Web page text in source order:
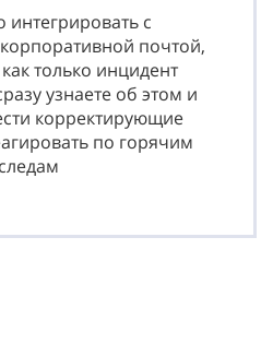
с
почтой,
только инцидент
узнаете об этом и
корректирующие
по горячим
следам